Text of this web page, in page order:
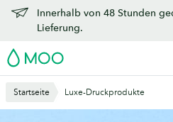
Zu
Hauptinhalt
Innerhalb von 48 Stunden
Lieferung.
MOO
Startseite Luxe-Druckprodukte